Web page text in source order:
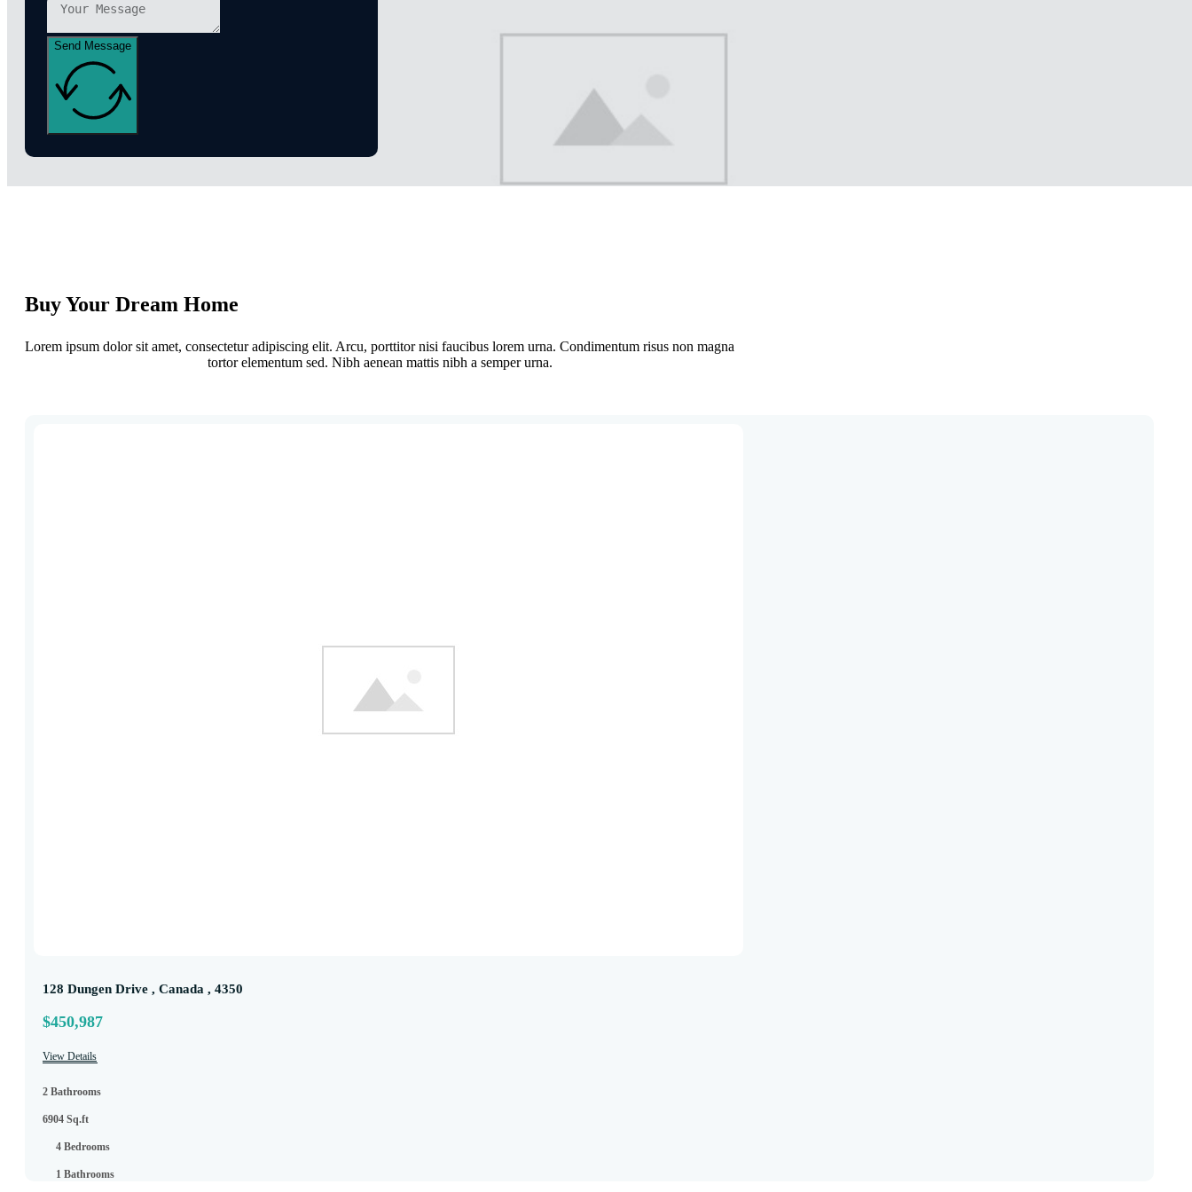
Send Message
Buy Your Dream Home
Lorem ipsum dolor sit amet, consectetur adipiscing elit. Arcu, porttitor nisi faucibus lorem urna. Condimentum risus non magna
tortor elementum sed. Nibh aenean mattis nibh a semper urna.
128 Dungen Drive , Canada , 4350
$450,987
View Details
2 Bathrooms
6904 Sq.ft
4 Bedrooms
1 Bathrooms